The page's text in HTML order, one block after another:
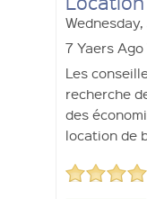
Wednesday,
7 Yaers Ago
Les
recherche
des
location de